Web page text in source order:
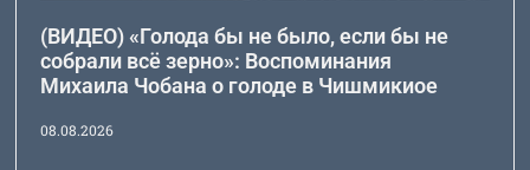
(ВИДЕО) «Голода бы не было, если бы не
собрали всё зерно»: Воспоминания
Михаила Чобана о голоде в Чишмикиое
08.08.2026